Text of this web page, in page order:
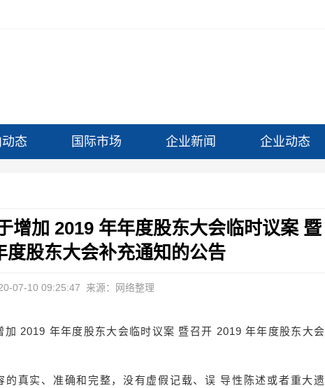
动态 国际市场 企业新闻 企业动态
增加 2019 年年度股东大会临时议案 暨
度股东大会补充通知的公告
07-10 09:25:47 来源：网络整理
2019 年年度股东大会临时议案 暨召开 2019 年年度股东大会
真实、准确和完整，没有虚假记载、误 导性陈述或者重大遗